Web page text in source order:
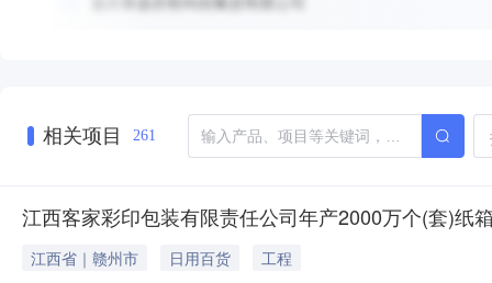
相关项目 261
江西客家彩印包装有限责任公司年产2000万个(套)纸
江西省｜赣州市 日用百货
工程